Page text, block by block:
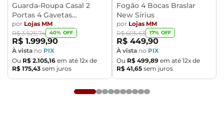
Guarda-Roupa Casal 2
Portas 4 Gavetas
Caemmun Moviment
por Lojas MM
R$ 3.525,74 40% OFF
R$ 1.999,90
À vista no PIX
Ou R$ 2.105,16 em até 12x de
R$ 175,43 sem juros
Fogão 4 Bocas Braslar
New Sirius
por Lojas MM
R$ 605,63 17% OFF
R$ 449,90
À vista no PIX
Ou R$ 499,89 em até 12x de
R$ 41,65 sem juros